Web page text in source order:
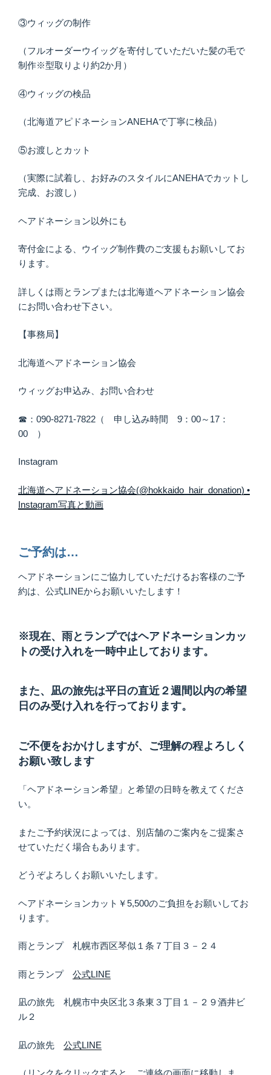
③ウィッグの制作
（フルオーダーウイッグを寄付していただいた髪の毛で
制作※型取りより約2か月）
④ウィッグの検品
（北海道アピドネーションANEHAで丁寧に検品）
⑤お渡しとカット
（実際に試着し、お好みのスタイルにANEHAでカットし
完成、お渡し）
ヘアドネーション以外にも
寄付金による、ウイッグ制作費のご支援もお願いしてお
ります。
詳しくは雨とランプまたは北海道ヘアドネーション協会
にお問い合わせ下さい。
【事務局】
北海道ヘアドネーション協会
ウィッグお申込み、お問い合わせ
☎：090-8271-7822（ 申し込み時間 9：00～17：
00 ）
Instagram
北海道ヘアドネーション協会(@hokkaido_hair_donation) •
Instagram写真と動画
ご予約は…
ヘアドネーションにご協力していただけるお客様のご予
約は、公式LINEからお願いいたします！
※現在、雨とランプではヘアドネーションカッ
トの受け入れを一時中止しております。
また、凪の旅先は平日の直近２週間以内の希望
日のみ受け入れを行っております。
ご不便をおかけしますが、ご理解の程よろしく
お願い致します
「ヘアドネーション希望」と希望の日時を教えてくださ
い。
またご予約状況によっては、別店舗のご案内をご提案さ
せていただく場合もあります。
どうぞよろしくお願いいたします。
ヘアドネーションカット￥5,500のご負担をお願いしてお
ります。
雨とランプ 札幌市西区琴似１条７丁目３－２４
雨とランプ 公式LINE
凪の旅先 札幌市中央区北３条東３丁目１－２９酒井ビ
ル２
凪の旅先 公式LINE